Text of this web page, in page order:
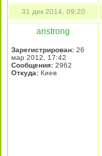
31 дек 2014, 09:20
anstrong
Зарегистрирован: 26
мар 2012, 17:42
Сообщения: 2962
Откуда: Киев